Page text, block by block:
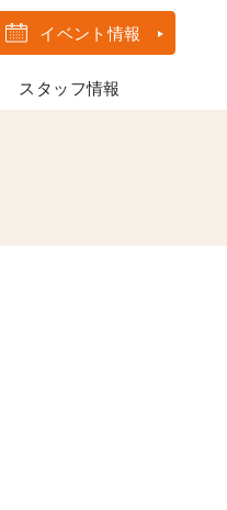
イベント情報
スタッフ情報